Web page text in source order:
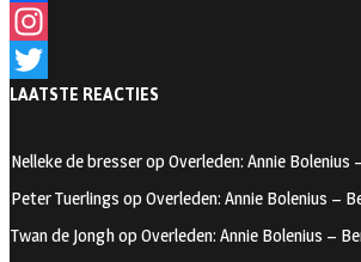
F
a
c
b
o
n
t
a
T
i
t
LAATSTE REACTIES
Nelleke de bresserop Overleden: Annie Bolenius
Peter Tuerlings op Overleden: Annie Bolenius –
Twan de Jonghop Overleden: Annie Bolenius –